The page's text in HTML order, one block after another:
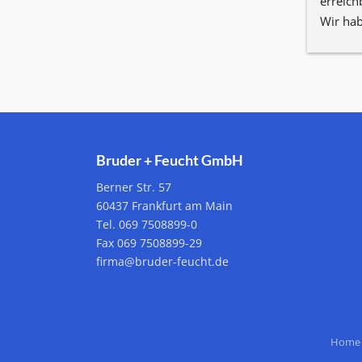
Wir
Bruder + Feucht GmbH
Berner Str. 57
60437 Frankfurt am Main
Tel. 069 7508899-0
Fax 069 7508899-29
firma@bruder-feucht.de
Home